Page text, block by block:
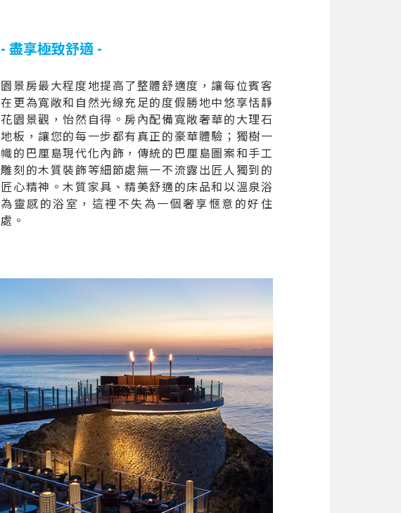
- 盡享極致舒適 -
園景房最大程度地提高了整體舒適度，讓每位賓客
在更為寬敞和自然光線充足的度假勝地中悠享恬靜
花園景觀，怡然自得。房內配備寬敞奢華的大理石
地板，讓您的每一步都有真正的豪華體驗；獨樹一
幟的巴厘島現代化內飾，傳統的巴厘島圖案和手工
雕刻的木質裝飾等細節處無一不流露出匠人獨到的
匠心精神。木質家具、精美舒適的床品和以溫泉浴
為靈感的浴室，這裡不失為一個奢享愜意的好住
處。